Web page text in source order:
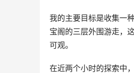
我的主要目标是收集一
宝阁的三层外围游走，
可观。
在近两个小时的探索中